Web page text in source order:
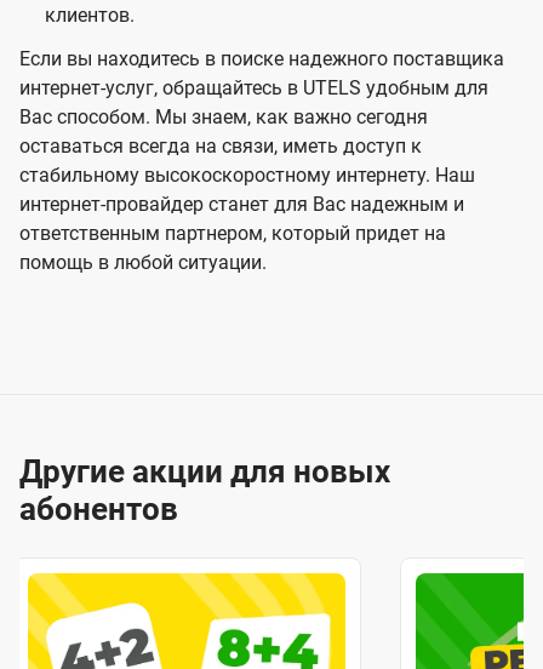
клиентов.
Если вы находитесь в поиске надежного поставщика
интернет-услуг, обращайтесь в UTELS удобным для
Вас способом. Мы знаем, как важно сегодня
оставаться всегда на связи, иметь доступ к
стабильному высокоскоростному интернету. Наш
интернет-провайдер станет для Вас надежным и
ответственным партнером, который придет на
помощь в любой ситуации.
Другие акции для новых
абонентов